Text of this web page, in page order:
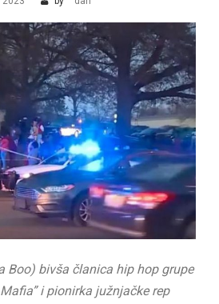
Boo) bivša članica hip hop grupe
i pionirka južnjačke rep